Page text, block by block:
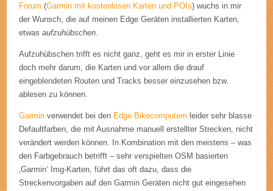
Forum (Garmin mit kostenlosen Karten und POIs) wuchs in mir
der Wunsch, die auf meinen Edge Geräten installierten Karten,
etwasaufzuhübschen
Aufzuhübschen trifft es nicht ganz, geht es mir in erster Linie
doch mehr darum, die Karten und vor allem die drauf
eingeblendeten Routen und Tracks besser einzusehen bzw.
ablesen zu können.
Garmin verwendet bei den Edge Bikecomputern leider sehr blasse
Defaultfarben, die mit Ausnahme manuell erstellter Strecken, nicht
verändert werden können. In Kombination mit den meistens – was
den Farbgebrauch betrifft – sehr verspielten OSM basierten
‚Garmin‘ Img-Karten, führt das oft dazu, dass die
Streckenvorgaben auf den Garmin Geräten nicht gut eingesehen